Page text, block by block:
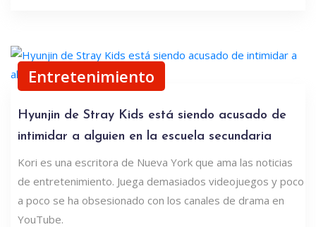
Entretenimiento
Hyunjin de Stray Kids está siendo acusado de
intimidar a alguien en la escuela secundaria
Kori es una escritora de Nueva York que ama las noticias
de entretenimiento. Juega demasiados videojuegos y poco
a poco se ha obsesionado con los canales de drama en
YouTube.